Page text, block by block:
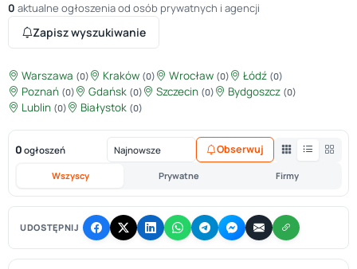
0 aktualne ogłoszenia od osób prywatnych i agencji
Zapisz wyszukiwanie
Warszawa (0) Kraków (0) Wrocław (0) Łódź (0)
Poznań (0) Gdańsk (0) Szczecin (0) Bydgoszcz (0)
Lublin (0) Białystok (0)
0 ogłoszeń
Wszyscy Prywatne Firmy
Obserwuj
UDOSTĘPNIJ